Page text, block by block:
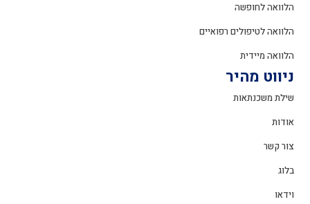
הלוואה לחופשה
הלוואה לטיפולים רפואיים
הלוואה מיידית
ניווט מהיר
שילת משכנתאות
אודות
צור קשר
בלוג
וידאו